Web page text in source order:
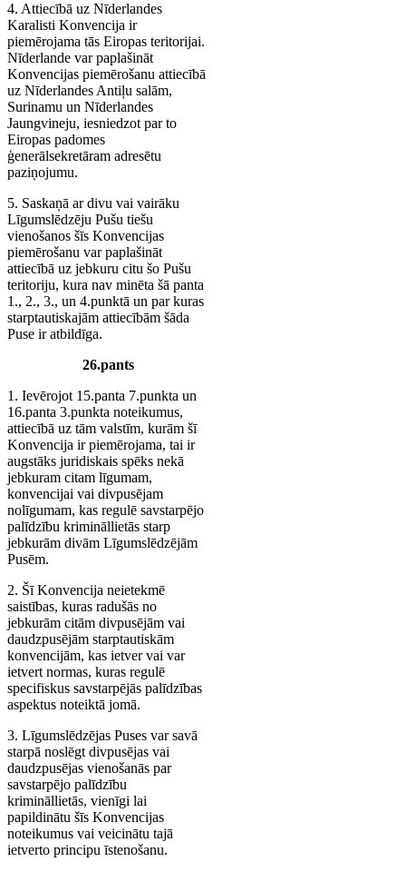
4. Attiecībā uz Nīderlandes
Karalisti Konvencija ir
piemērojama tās Eiropas teritorijai.
Nīderlande var paplašināt
Konvencijas piemērošanu attiecībā
uz Nīderlandes Antiļu salām,
Surinamu un Nīderlandes
Jaungvineju, iesniedzot par to
Eiropas padomes
ģenerālsekretāram adresētu
paziņojumu.
5. Saskaņā ar divu vai vairāku
Līgumslēdzēju Pušu tiešu
vienošanos šīs Konvencijas
piemērošanu var paplašināt
attiecībā uz jebkuru citu šo Pušu
teritoriju, kura nav minēta šā panta
1., 2., 3., un 4.punktā un par kuras
starptautiskajām attiecībām šāda
Puse ir atbildīga.
26.pants
1. Ievērojot 15.panta 7.punkta un
16.panta 3.punkta noteikumus,
attiecībā uz tām valstīm, kurām šī
Konvencija ir piemērojama, tai ir
augstāks juridiskais spēks nekā
jebkuram citam līgumam,
konvencijai vai divpusējam
nolīgumam, kas regulē savstarpējo
palīdzību krimināllietās starp
jebkurām divām Līgumslēdzējām
Pusēm.
2. Šī Konvencija neietekmē
saistības, kuras radušās no
jebkurām citām divpusējām vai
daudzpusējām starptautiskām
konvencijām, kas ietver vai var
ietvert normas, kuras regulē
specifiskus savstarpējās palīdzības
aspektus noteiktā jomā.
3. Līgumslēdzējas Puses var savā
starpā noslēgt divpusējas vai
daudzpusējas vienošanās par
savstarpējo palīdzību
krimināllietās, vienīgi lai
papildinātu šīs Konvencijas
noteikumus vai veicinātu tajā
ietverto principu īstenošanu.